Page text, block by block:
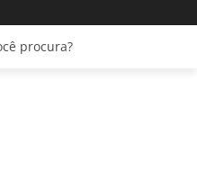
procura?